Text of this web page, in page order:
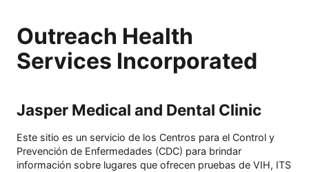
Outreach Health
Services Incorporated
Jasper Medical and Dental Clinic
Este sitio es un servicio de los Centros para el Control y
Prevención de Enfermedades (CDC) para brindar
información sobre lugares que ofrecen pruebas de VIH, ITS